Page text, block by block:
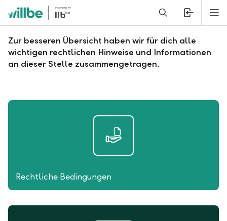
Alerts.Headline
Rechtliche Hinweise
Zur besseren Übersicht haben wir für dich alle
wichtigen rechtlichen Hinweise und Informationen
an dieser Stelle zusammengetragen.
Rechtliche Bedingungen